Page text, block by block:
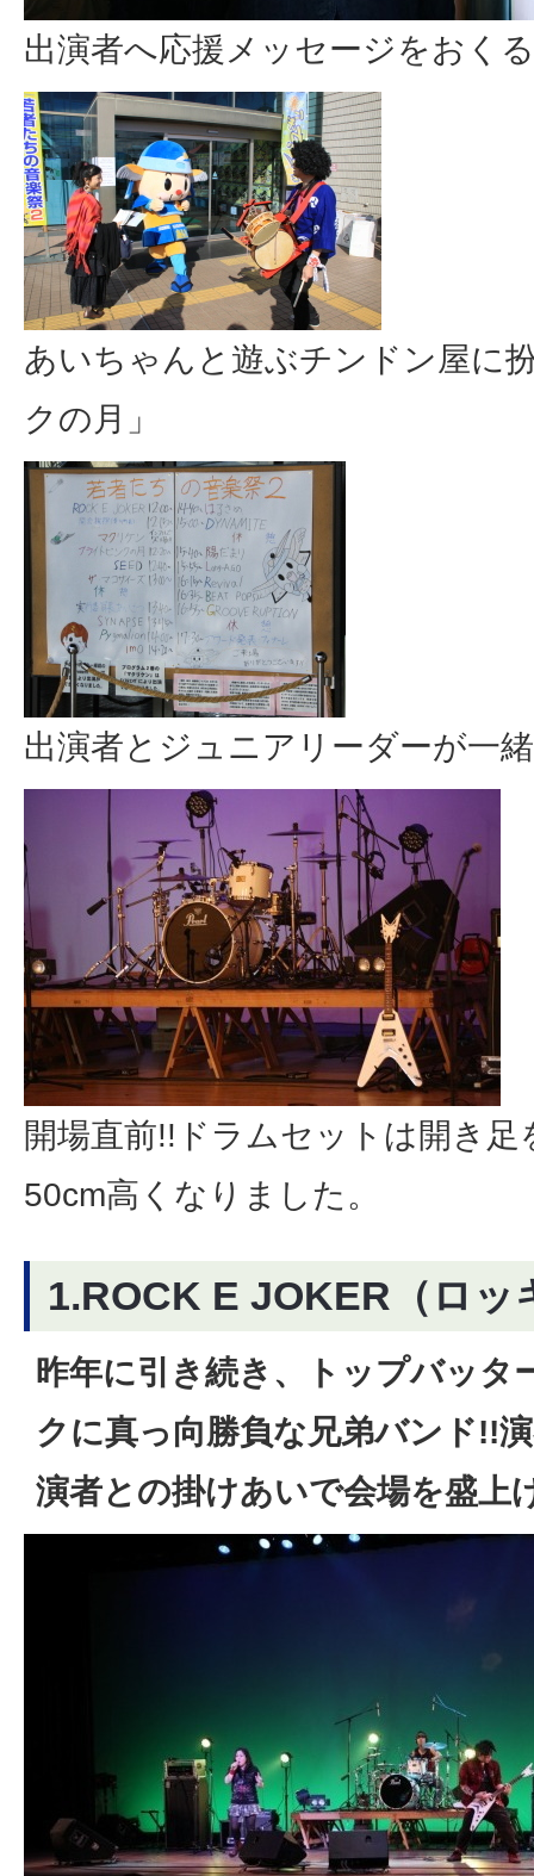
出演者へ応援メッセージをおく
あいちゃんと遊ぶチンドン屋に
クの月」
出演者とジュニアリーダーが一
開場直前!!ドラムセットは開き足
50cm高くなりました。
1.ROCK E JOKER（ロッ
昨年に引き続き、トップバッタ
クに真っ向勝負な兄弟バンド!!
演者との掛けあいで会場を盛上